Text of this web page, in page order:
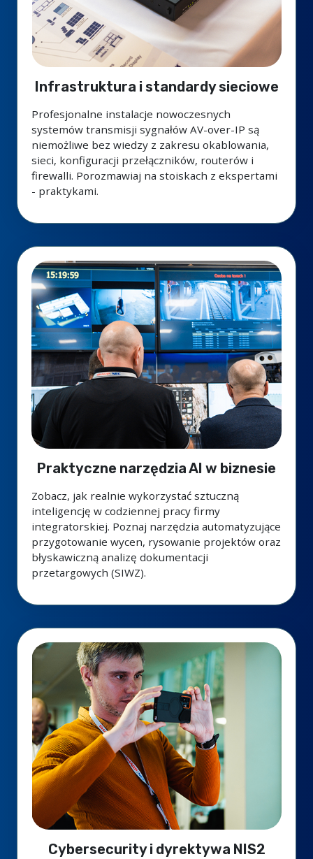
Infrastruktura i standardy sieciowe
Profesjonalne instalacje nowoczesnych
systemów transmisji sygnałów AV-over-IP są
niemożliwe bez wiedzy z zakresu okablowania,
sieci, konfiguracji przełączników, routerów i
firewalli. Porozmawiaj na stoiskach z ekspertami
- praktykami.
Praktyczne narzędzia AI w biznesie
Zobacz, jak realnie wykorzystać sztuczną
inteligencję w codziennej pracy firmy
integratorskiej. Poznaj narzędzia automatyzujące
przygotowanie wycen, rysowanie projektów oraz
błyskawiczną analizę dokumentacji
przetargowych (SIWZ).
Cybersecurity i dyrektywa NIS2